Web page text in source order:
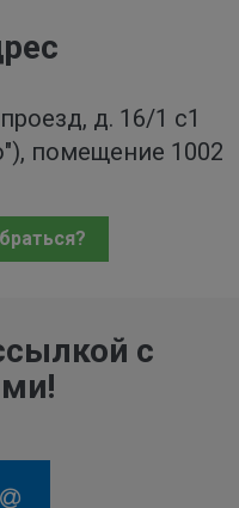
д. 16/1 с1
помещение 1002
с